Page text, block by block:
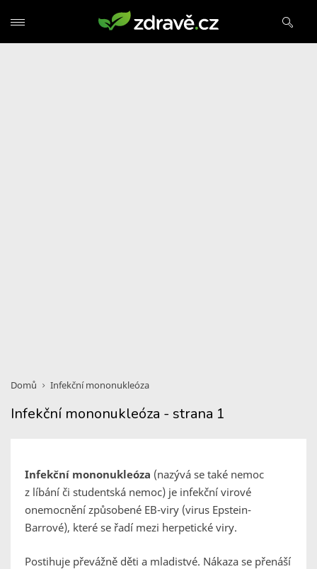
Domů Infekční mononukleóza
Infekční mononukleóza - strana 1
Infekční mononukleóza (nazývá se také nemoc
z líbání či studentská nemoc) je infekční virové
onemocnění způsobené EB-viry (virus Epstein-
Barrové), které se řadí mezi herpetické viry.
Postihuje převážně děti a mladistvé. Nákaza se přenáší